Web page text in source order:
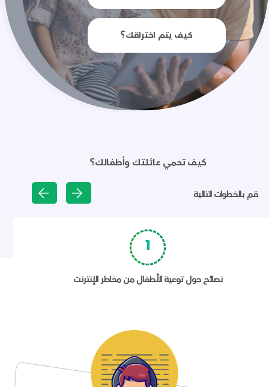
كيف يتم اختراقك؟
كيف تحمي عائلتك وأطفالك؟
قم بالخطوات التالية
1
نصائح حول توعية الأطفال من مخاطر الإنترنت